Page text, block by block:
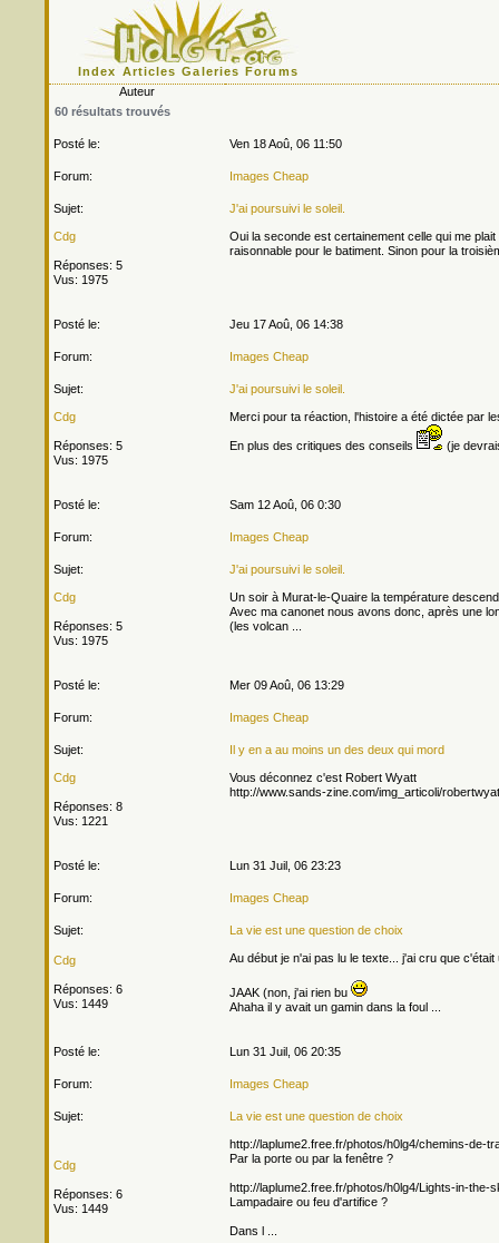
Index Articles Galeries Forums
Auteur
60 résultats trouvés
Posté le: Ven 18 Aoû, 06 11:50
Forum: Images Cheap
Sujet: J'ai poursuivi le soleil.
Cdg
Réponses: 5
Vus: 1975
Oui la seconde est certainement celle qui me
raisonnable pour le batiment. Sinon pour la
Posté le: Jeu 17 Aoû, 06 14:38
Forum: Images Cheap
Sujet: J'ai poursuivi le soleil.
Cdg
Réponses: 5
Vus: 1975
Merci pour ta réaction, l'histoire a été dictée par
En plus des critiques des conseils (je
Posté le: Sam 12 Aoû, 06 0:30
Forum: Images Cheap
Sujet: J'ai poursuivi le soleil.
Cdg
Réponses: 5
Vus: 1975
Un soir à Murat-le-Quaire la température
Avec ma canonet nous avons donc, après une
(les volcan ...
Posté le: Mer 09 Aoû, 06 13:29
Forum: Images Cheap
Sujet: Il y en a au moins un des deux qui mord
Cdg
Réponses: 8
Vus: 1221
Vous déconnez c'est Robert Wyatt
http://www.sands-zine.com/img_articoli/
Posté le: Lun 31 Juil, 06 23:23
Forum: Images Cheap
Sujet: La vie est une question de choix
Cdg
Réponses: 6
Vus: 1449
Au début je n'ai pas lu le texte... j'ai cru que
JAAK (non, j'ai rien bu
Ahaha il y avait un gamin dans la foul ...
Posté le: Lun 31 Juil, 06 20:35
Forum: Images Cheap
Sujet: La vie est une question de choix
Cdg
Réponses: 6
Vus: 1449
http://laplume2.free.fr/photos/h0lg4/chemins-de-
Par la porte ou par la fenêtre ?
http://laplume2.free.fr/photos/h0lg4/Lights-in-the-
Lampadaire ou feu d'artifice ?
Dans l ...